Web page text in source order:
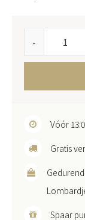
-
Vóór
Gratis
Spaar